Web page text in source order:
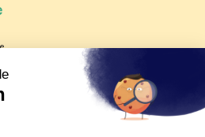
reportages d'été 2026 de KTO